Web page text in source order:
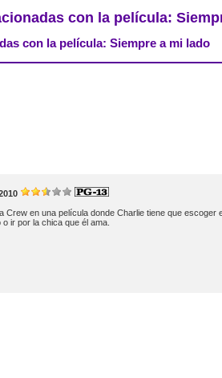
con la película:
con la película: Siempre a mi lado
Crew en una película donde Charlie tiene que escoger
ir por la chica que él ama.